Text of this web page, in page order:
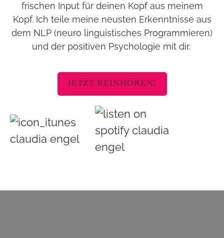
frischen Input für deinen Kopf aus meinem
Kopf. Ich teile meine neusten Erkenntnisse aus
dem NLP (neuro linguistisches Programmieren)
und der positiven Psychologie mit dir.
JETZT REINHÖREN!